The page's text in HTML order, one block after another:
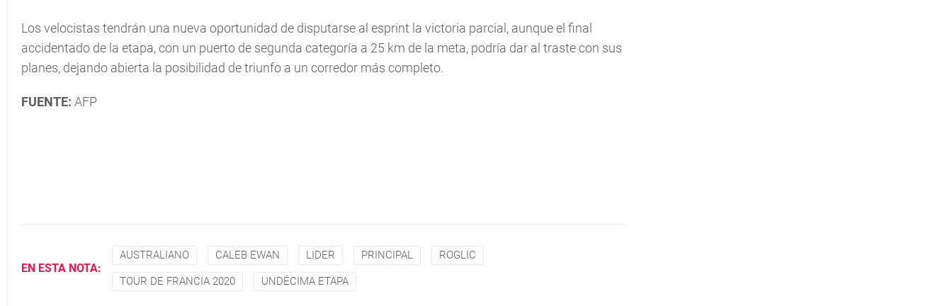
Los velocistas tendrán una nueva oportunidad de disputarse al esprint la victoria parcial, aunque el final
accidentado de la etapa, con un puerto de segunda categoría a 25 km de la meta, podría dar al traste con sus
planes, dejando abierta la posibilidad de triunfo a un corredor más completo.
FUENTE: AFP
EN ESTA NOTA:
AUSTRALIANO CALEB EWAN LIDER PRINCIPAL ROGLIC
TOUR DE FRANCIA 2020 UNDÉCIMA ETAPA